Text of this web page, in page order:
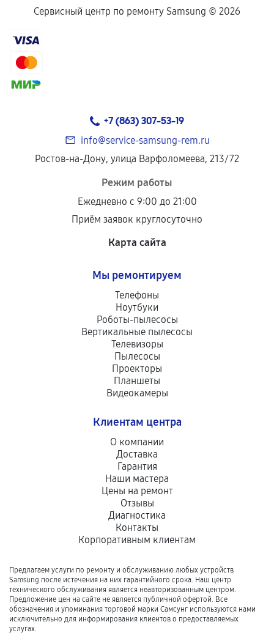
Сервисный центр по ремонту Samsung © 2026
+7 (863) 307-53-19
info@service-samsung-rem.ru
Ростов-на-Дону, улица Варфоломеева, 213/72
Режим работы
Ежедневно с 9:00 до 21:00
Приём заявок круглосуточно
Карта сайта
Мы ремонтируем
Телефоны
Ноутбуки
Роботы-пылесосы
Вертикальные пылесосы
Телевизоры
Пылесосы
Проекторы
Планшеты
Видеокамеры
Клиентам центра
О компании
Доставка
Гарантия
Наши мастера
Цены на ремонт
Отзывы
Диагностика
Контакты
Корпоративным клиентам
Предлагаем услуги по ремонту и обслуживанию любых устройств
Samsung после истечения на них гарантийного срока. Наш центр
технического обслуживания является неавторизованным центром.
Предложение цен на сайте не является публичной офертой. Все
обозначения и упоминания торговой марки Самсунг используются нами
исключительно для информирования клиентов о предоставляемых
услугах.